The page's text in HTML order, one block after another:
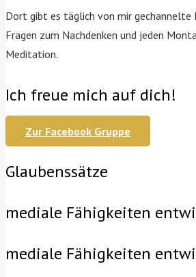
Dort gibt es täglich von mir
Fragen zum Nachdenken und jeden
Meditation.
Ich freue mich auf dich!
Zur Facebook Gruppe
Glaubenssätze
mediale Fähigkeiten
mediale Fähigkeiten